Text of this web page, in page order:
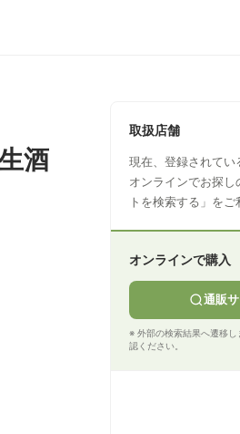
酒
取扱店舗
現在、登録されてい
オンラインでお探し
トを検索する」をご
オンラインで購入
通販
※ 外部の検索結果へ遷移
認ください。